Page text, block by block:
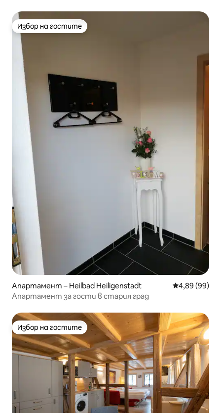
Избор на гостите
Избор на гостите
Апартамент – Heilbad Heiligenstadt Средна
4,89 (99)
Апартамент за гости в стария град
Избор на гостите
Избор на гостите